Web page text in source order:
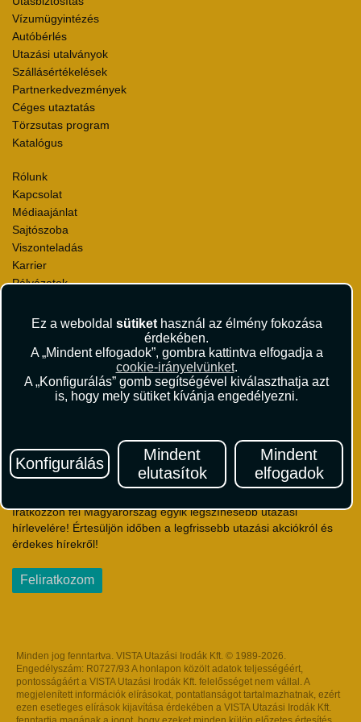
Ez a weboldal sütikethasznál az élmény fokozása
érdekében.
A „Mindent elfogadok”, gombra kattintva elfogadja a
cookie-irányelvünket.
A „Konfigurálás” gomb segítségével kiválaszthatja azt
is, hogy mely sütiket kívánja engedélyezni.
Konfigurálás
Mindent
elutasítok
Mindent
elfogadok
Vízumügyintézés
Autóbérlés
Utazási utalványok
Szállásértékelések
Partnerkedvezmények
Céges utaztatás
Törzsutas program
Katalógus
Rólunk
Kapcsolat
Médiaajánlat
Sajtószoba
Viszonteladás
Karrier
Pályázatok
Környezettudatosság
Utazási Csomag Szerződési Feltételek
Útlemondás-biztosítás Szerződési Feltételek
Utasbiztosítás Szerződési Feltételek
Repülőjegy Szerződési Feltételek
Hírlevél
Iratkozzon fel Magyarország egyik legszínesebb utazási
hírlevelére! Értesüljön időben a legfrissebb utazási akciókról és
érdekes hírekről!
Feliratkozom
Minden jog fenntartva. VISTA Utazási Irodák Kft. © 1989-2026.
Engedélyszám: R0727/93 A honlapon közölt adatok teljességéért,
pontosságáért a VISTA Utazási Irodák Kft. felelősséget nem vállal. A
megjelenített információk elírásokat, pontatlanságot tartalmazhatnak, ezért
ezen esetleges elírások kijavítása érdekében a VISTA Utazási Irodák Kft.